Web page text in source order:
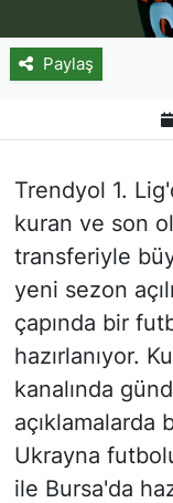
Paylaş
Trendyol 1.
kuran ve son
transferiyle
yeni sezon
çapında bir
hazırlanıyor.
kanalında
açıklamalarda
Ukrayna
ile Bursa'da